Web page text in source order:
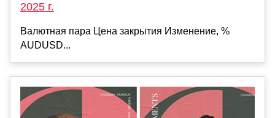
2025 г.
Валютная пара Цена закрытия Изменение, %
AUDUSD...